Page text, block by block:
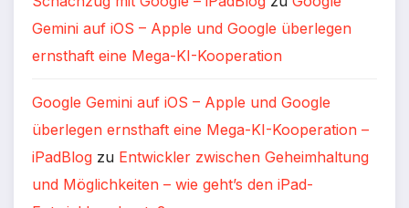
Gemini auf iOS – Apple und Google überlegen
ernsthaft eine Mega-KI-Kooperation
Google Gemini auf iOS – Apple und Google
überlegen ernsthaft eine Mega-KI-Kooperation –
iPadBlog zu Entwickler zwischen Geheimhaltung
und Möglichkeiten – wie geht’s den iPad-